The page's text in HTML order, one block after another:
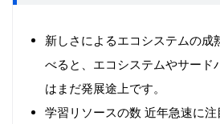
新しさによるエコシステムの成
べると、エコシステムやサード
はまだ発展途上です。
学習リソースの数 近年急速に